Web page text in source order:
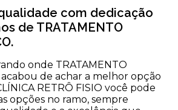
com dedicação
de TRATAMENTO
onde TRATAMENTO
acabou de achar a melhor opção
RETRÔ FISIO você pode
opções no ramo, sempre